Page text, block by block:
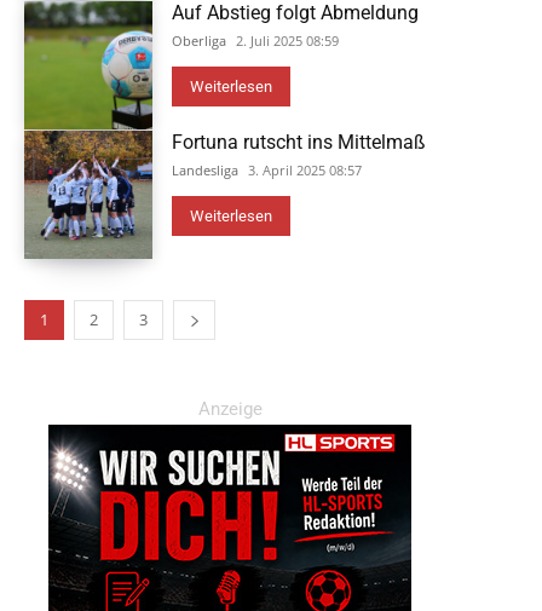
Auf Abstieg folgt Abmeldung
Oberliga 2. Juli 2025 08:59
Weiterlesen
Fortuna rutscht ins Mittelmaß
Landesliga 3. April 2025 08:57
Weiterlesen
1 2 3
Anzeige